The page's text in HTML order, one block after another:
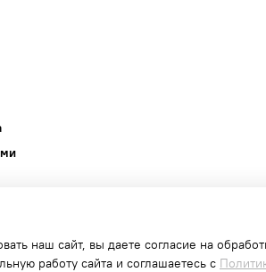
файлов cookie
наш сайт, вы даете согласие на
работу сайта и соглашаетесь с